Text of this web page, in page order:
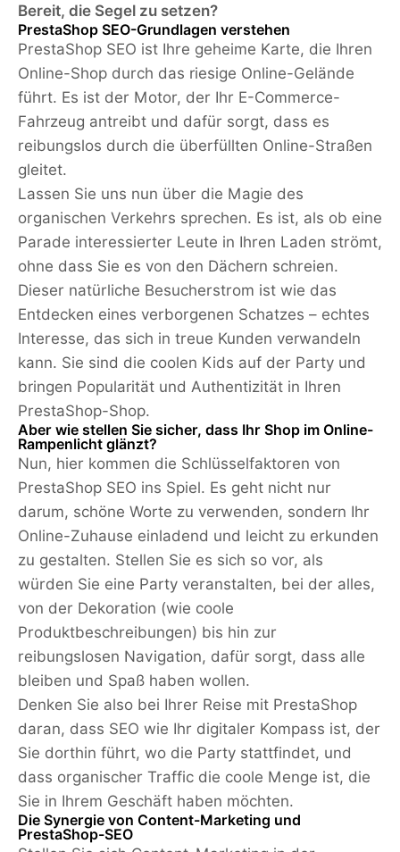
Bereit, die Segel zu setzen?
PrestaShop SEO-Grundlagen verstehen
PrestaShop SEO ist Ihre geheime Karte, die Ihren
Online-Shop durch das riesige Online-Gelände
führt. Es ist der Motor, der Ihr E-Commerce-
Fahrzeug antreibt und dafür sorgt, dass es
reibungslos durch die überfüllten Online-Straßen
gleitet.
Lassen Sie uns nun über die Magie des
organischen Verkehrs sprechen. Es ist, als ob eine
Parade interessierter Leute in Ihren Laden strömt,
ohne dass Sie es von den Dächern schreien.
Dieser natürliche Besucherstrom ist wie das
Entdecken eines verborgenen Schatzes – echtes
Interesse, das sich in treue Kunden verwandeln
kann. Sie sind die coolen Kids auf der Party und
bringen Popularität und Authentizität in Ihren
PrestaShop-Shop.
Aber wie stellen Sie sicher, dass Ihr Shop im Online-
Rampenlicht glänzt?
Nun, hier kommen die Schlüsselfaktoren von
PrestaShop SEO ins Spiel. Es geht nicht nur
darum, schöne Worte zu verwenden, sondern Ihr
Online-Zuhause einladend und leicht zu erkunden
zu gestalten. Stellen Sie es sich so vor, als
würden Sie eine Party veranstalten, bei der alles,
von der Dekoration (wie coole
Produktbeschreibungen) bis hin zur
reibungslosen Navigation, dafür sorgt, dass alle
bleiben und Spaß haben wollen.
Denken Sie also bei Ihrer Reise mit PrestaShop
daran, dass SEO wie Ihr digitaler Kompass ist, der
Sie dorthin führt, wo die Party stattfindet, und
dass organischer Traffic die coole Menge ist, die
Sie in Ihrem Geschäft haben möchten.
Die Synergie von Content-Marketing und
PrestaShop-SEO